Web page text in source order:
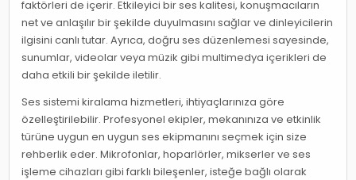
faktörleri de içerir. Etkileyici bir ses kalitesi, konuşmacıların
net ve anlaşılır bir şekilde duyulmasını sağlar ve dinleyicilerin
ilgisini canlı tutar. Ayrıca, doğru ses düzenlemesi sayesinde,
sunumlar, videolar veya müzik gibi multimedya içerikleri de
daha etkili bir şekilde iletilir.
Ses sistemi kiralama hizmetleri, ihtiyaçlarınıza göre
özelleştirilebilir. Profesyonel ekipler, mekanınıza ve etkinlik
türüne uygun en uygun ses ekipmanını seçmek için size
rehberlik eder. Mikrofonlar, hoparlörler, mikserler ve ses
işleme cihazları gibi farklı bileşenler, isteğe bağlı olarak